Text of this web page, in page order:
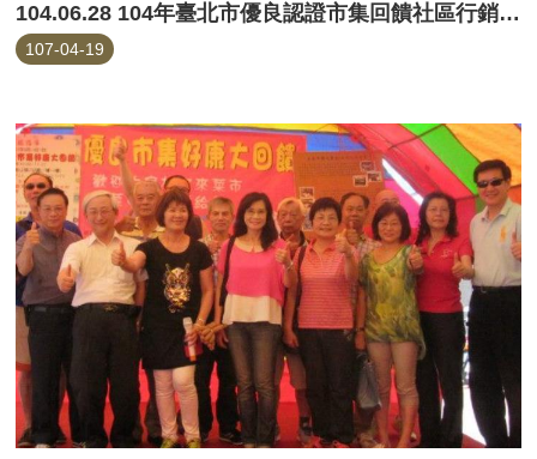
104.06.28 104年臺北市優良認證市集回饋社區行銷活動(西湖市場)
107-04-19